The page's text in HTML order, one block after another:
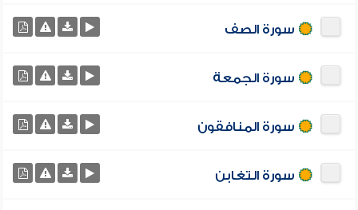
سورة الصف
سورة الجمعة
سورة المنافقون
سورة التغابن